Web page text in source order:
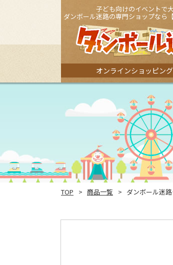
子ども向けのイベントで
ダンボール迷路の専門ショップなら
オンラインショッピン
TOP 商品一覧 ダンボール迷